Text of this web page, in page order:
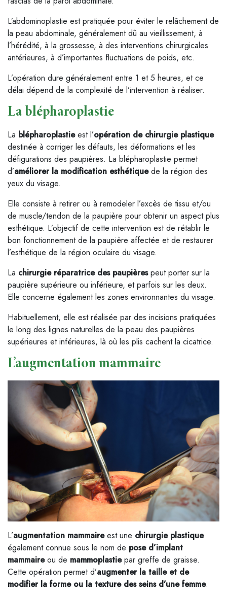
L’abdominoplastie est pratiquée pour éviter le relâchement de
la peau abdominale, généralement dû au vieillissement, à
l’hérédité, à la grossesse, à des interventions chirurgicales
antérieures, à d’importantes fluctuations de poids, etc.
L’opération dure généralement entre 1 et 5 heures, et ce
délai dépend de la complexité de l’intervention à réaliser.
La blépharoplastie
La blépharoplastieest l’opération de chirurgie plastique
destinée à corriger les défauts, les déformations et les
défigurations des paupières. La blépharoplastie permet
d’améliorer la modification esthétiquede la région des
yeux du visage.
Elle consiste à retirer ou à remodeler l’excès de tissu et/ou
de muscle/tendon de la paupière pour obtenir un aspect plus
esthétique. L’objectif de cette intervention est de rétablir le
bon fonctionnement de la paupière affectée et de restaurer
l’esthétique de la région oculaire du visage.
La chirurgie réparatrice des paupièrespeut porter sur la
paupière supérieure ou inférieure, et parfois sur les deux.
Elle concerne également les zones environnantes du visage.
Habituellement, elle est réalisée par des incisions pratiquées
le long des lignes naturelles de la peau des paupières
supérieures et inférieures, là où les plis cachent la cicatrice.
L’augmentation mammaire
L’augmentation mammaireest une chirurgie plastique
également connue sous le nom de pose d’implant
mammaireou de mammoplastiepar greffe de graisse.
Cette opération permet d’augmenter la taille et de
modifier la forme ou la texture des seins d’une femme.